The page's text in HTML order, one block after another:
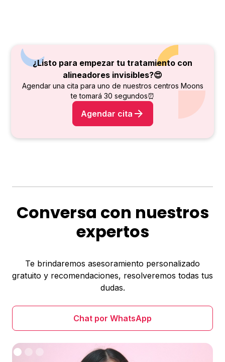
¿Listo para empezar tu tratamiento con
alineadores invisibles?😍
Agendar una cita para uno de nuestros centros Moons
te tomará 30 segundos⏰
Agendar cita
Conversa con nuestros
expertos
Te brindaremos asesoramiento personalizado
gratuito y recomendaciones, resolveremos todas tus
dudas.
Chat por WhatsApp